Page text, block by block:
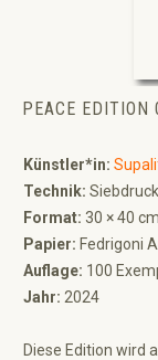
PEACE
Künstler*in:
Technik: Siebdruck
Format: 30 × 40 cm
Papier: Fedrigoni
Auflage: 100
Jahr: 2024
Diese Edition wird